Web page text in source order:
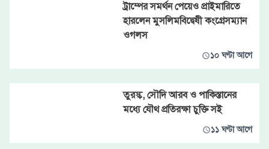
ট্রাম্পের সমর্থন পেয়েও প্রাইমারিতে
হারলেন মুসলিমবিদ্বেষী কংগ্রেসম্যান
ওগলস
১০ ঘণ্টা আগে
তুরস্ক, সৌদি আরব ও পাকিস্তানের
মধ্যে যৌথ প্রতিরক্ষা চুক্তি সই
১১ ঘণ্টা আগে